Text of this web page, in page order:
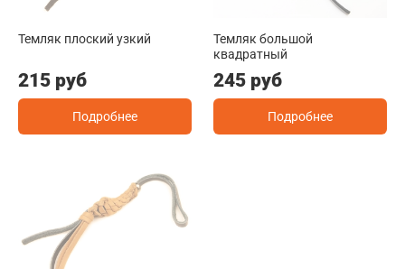
Темляк плоский узкий
215 руб
Подробнее
Темляк большой
квадратный
245 руб
Подробнее